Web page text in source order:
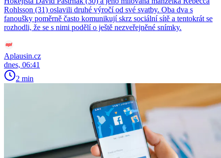
Rohlsson (31) oslavili druhé výročí od své svatby. Oba dva s
fanoušky poměrně často komunikují skrz sociální sítě a tentokrát se
rozhodli, že se s nimi podělí o ještě nezveřejněné snímky.
Aplausin.cz
dnes, 06:41
2 min